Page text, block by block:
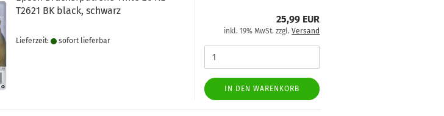
T2621 BK black, schwarz
Lieferzeit: sofort lie­fer­bar
25,99 EUR
inkl. 19% MwSt. zzgl.Versand
IN DEN WARENKORB